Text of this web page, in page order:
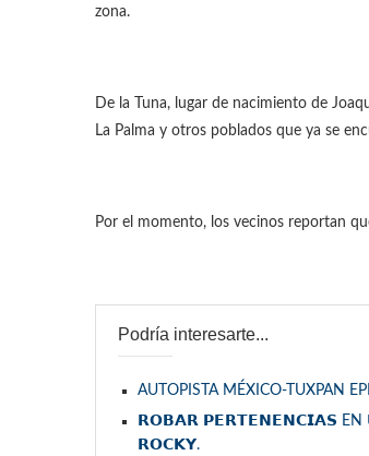
zona.
De la Tuna, lugar de nacimiento de
La Palma y otros poblados que ya se
Por el momento, los vecinos reportan
Podría interesarte...
AUTOPISTA MÉXICO-TUXPAN
𝗥𝗢𝗕𝗔𝗥 𝗣𝗘𝗥𝗧𝗘𝗡𝗘𝗡𝗖𝗜𝗔𝗦
𝗥𝗢𝗖𝗞𝗬.